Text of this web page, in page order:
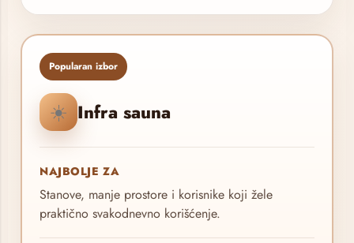
Popularan izbor
☀️ Infra sauna
NAJBOLJE ZA
Stanove, manje prostore i korisnike koji žele
praktično svakodnevno korišćenje.